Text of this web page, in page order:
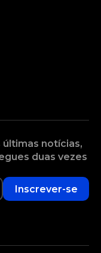
notícias,
duas vezes
Inscrever-se